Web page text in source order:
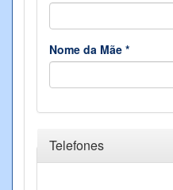
Nome da Mãe *
Ocultar
Telefones